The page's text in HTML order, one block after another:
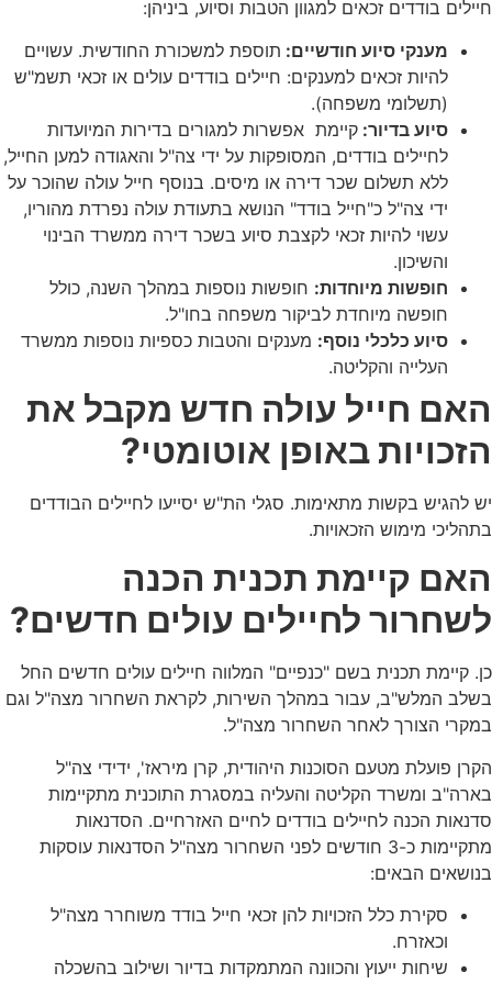
חיילים בודדים זכאים למגוון הטבות וסיוע, ביניהן:
מענקי סיוע חודשיים: תוספת למשכורת החודשית. עשויים
להיות זכאים למענקים: חיילים בודדים עולים או זכאי תשמ"ש
(תשלומי משפחה).
סיוע בדיור: קיימת אפשרות למגורים בדירות המיועדות
לחיילים בודדים, המסופקות על ידי צה"ל והאגודה למען החייל,
ללא תשלום שכר דירה או מיסים. בנוסף חייל עולה שהוכר על
ידי צה"ל כ"חייל בודד" הנושא בתעודת עולה נפרדת מהוריו,
עשוי להיות זכאי לקצבת סיוע בשכר דירה ממשרד הבינוי
והשיכון.
חופשות מיוחדות: חופשות נוספות במהלך השנה, כולל
חופשה מיוחדת לביקור משפחה בחו"ל.
סיוע כלכלי נוסף: מענקים והטבות כספיות נוספות ממשרד
העלייה והקליטה.
האם חייל עולה חדש מקבל את
הזכויות באופן אוטומטי?
יש להגיש בקשות מתאימות. סגלי הת"ש יסייעו לחיילים הבודדים
בתהליכי מימוש הזכאויות.
האם קיימת תכנית הכנה
לשחרור לחיילים עולים חדשים?
כן. קיימת תכנית בשם "כנפיים" המלווה חיילים עולים חדשים החל
בשלב המלש"ב, עבור במהלך השירות, לקראת השחרור מצה"ל וגם
במקרי הצורך לאחר השחרור מצה"ל.
הקרן פועלת מטעם הסוכנות היהודית, קרן מיראז', ידידי צה"ל
בארה"ב ומשרד הקליטה והעליה במסגרת התוכנית מתקיימות
סדנאות הכנה לחיילים בודדים לחיים האזרחיים. הסדנאות
מתקיימות כ-3 חודשים לפני השחרור מצה"ל הסדנאות עוסקות
בנושאים הבאים:
סקירת כלל הזכויות להן זכאי חייל בודד משוחרר מצה"ל
וכאזרח.
שיחות ייעוץ והכוונה המתמקדות בדיור ושילוב בהשכלה